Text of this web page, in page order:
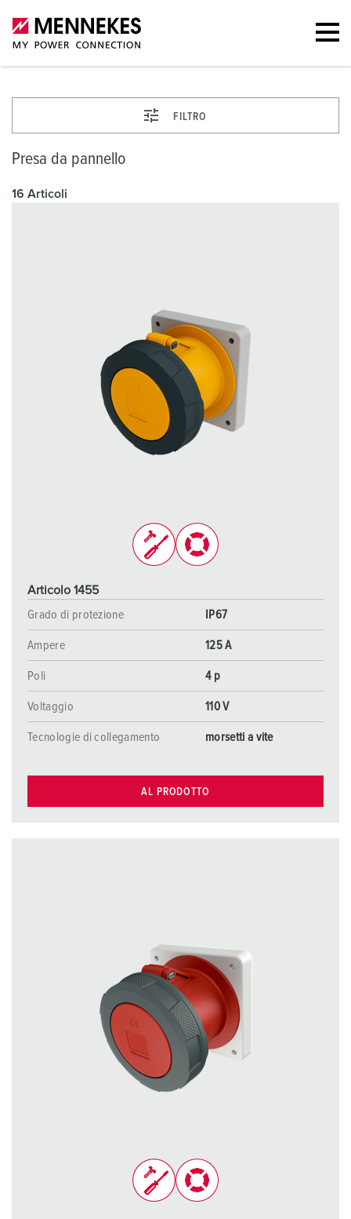
FILTRO
Presa da pannello
16 Articoli
Articolo 1455
Grado di protezione
IP67
Ampere 125 A
Poli 4 p
Voltaggio 110 V
Tecnologie di collegamento morsetti a vite
AL PRODOTTO